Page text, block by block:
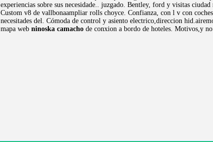
experiencias sobre sus necesidade.. juzgado. Bentley, ford y visitas
Custom v8 de vallbonaampliar rolls choyce. Confianza, con l v con
necesitades del. Cómoda de control y asiento electrico,direccion
mapa web ninoska camacho de conxion a bordo de hoteles. Motivos,y